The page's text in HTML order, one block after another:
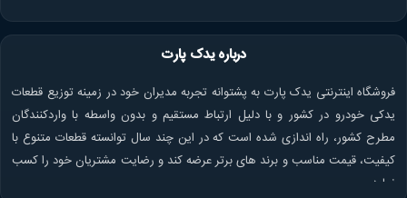
درباره یدک پارت
فروشگاه اینترنتی یدک پارت به پشتوانه تجربه مدیران خود در زمینه توزیع قطعات
یدکی خودرو در کشور و با دلیل ارتباط مستقیم و بدون واسطه با واردکنندگان
مطرح کشور، راه اندازی شده است که در این چند سال توانسته قطعات متنوع با
کیفیت، قیمت مناسب و برند های برتر عرضه کند و رضایت مشتریان خود را کسب
نماید.